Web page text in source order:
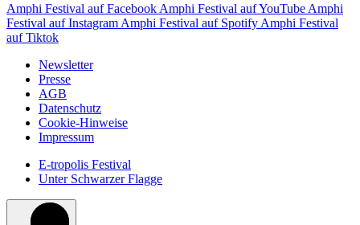
Amphi Festival auf Facebook Amphi Festival auf YouTube Amphi
Festival auf Instagram Amphi Festival auf Spotify Amphi Festival
auf Tiktok
Newsletter
Presse
AGB
Datenschutz
Cookie-Hinweise
Impressum
E-tropolis Festival
Unter Schwarzer Flagge